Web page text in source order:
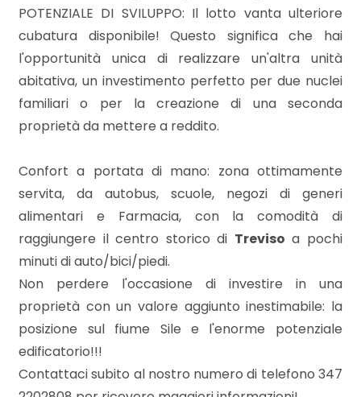
POTENZIALE DI SVILUPPO: Il lotto vanta ulteriore
cubatura disponibile! Questo significa che hai
l'opportunità unica di realizzare un'altra unità
abitativa, un investimento perfetto per due nuclei
familiari o per la creazione di una seconda
proprietà da mettere a reddito.
Confort a portata di mano: zona ottimamente
servita, da autobus, scuole, negozi di generi
alimentari e Farmacia, con la comodità di
raggiungere il centro storico di Treviso a pochi
minuti di auto/bici/piedi.
Non perdere l'occasione di investire in una
proprietà con un valore aggiunto inestimabile: la
posizione sul fiume Sile e l'enorme potenziale
edificatorio!!!
Contattaci subito al nostro numero di telefono 347
3
4
5
5+
Bagni
minimi
Qualsiasi
1